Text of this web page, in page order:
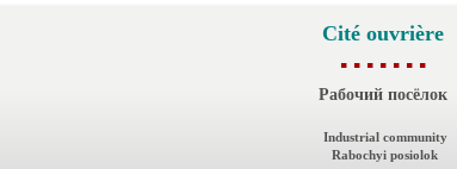
Cité ouvrière
▪ ▪ ▪ ▪ ▪ ▪ ▪
Рабочий посёлок
Industrial community
Rabochyi posiolok